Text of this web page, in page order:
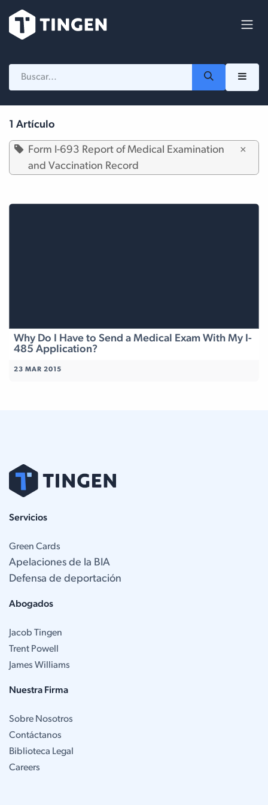
1 Artículo
Form I-693 Report of Medical Examination
and Vaccination Record
×
Why Do I Have to Send a Medical Exam With My I-
485 Application?
23 MAR 2015
Servicios
Green Cards
Apelaciones de la BIA
Defensa de deportación
Abogados
Jacob Tingen
Trent Powell
James Williams
Nuestra Firma
Sobre Nosotros
Contáctanos
Biblioteca Legal
Careers